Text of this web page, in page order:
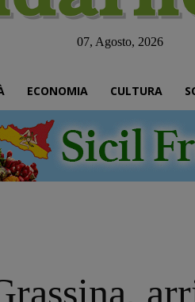
07, Agosto, 2026
ECONOMIA CULTURA